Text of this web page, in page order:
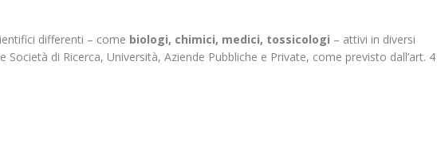
differenti – come biologi, chimici, medici, tossicologi – attivi in diversi
di Ricerca, Università, Aziende Pubbliche e Private, come previsto dall’art. 4